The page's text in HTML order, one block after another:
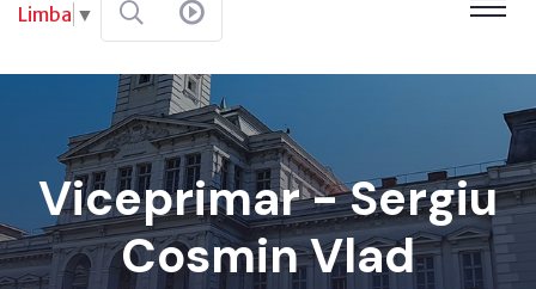
Limba ▼
Viceprimar - Sergiu
Cosmin Vlad